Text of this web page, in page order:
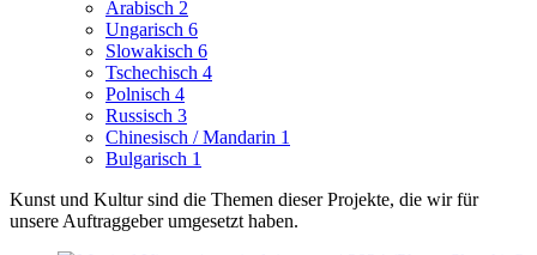
Arabisch 2
Ungarisch 6
Slowakisch 6
Tschechisch 4
Polnisch 4
Russisch 3
Chinesisch / Mandarin 1
Bulgarisch 1
Kunst und Kultur sind die Themen dieser Projekte, die wir für
unsere Auftraggeber umgesetzt haben.